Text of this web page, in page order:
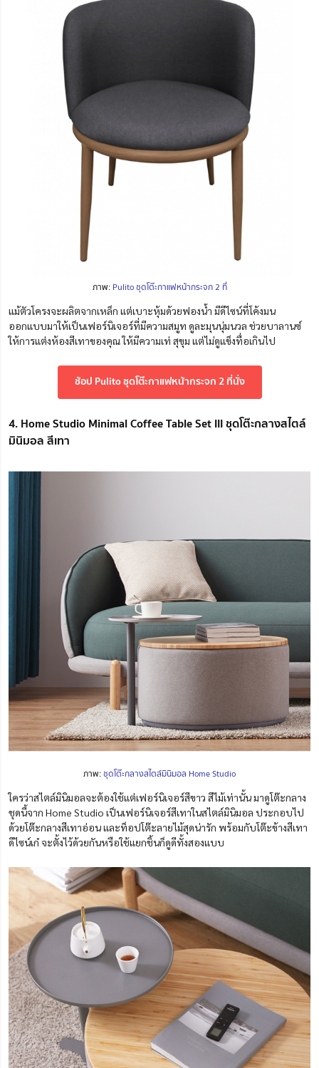
ภาพ: Pulito ชุดโต๊ะกาแฟหน้ากระจก 2 ที่
แม้ตัวโครงจะผลิตจากเหล็ก แต่เบาะหุ้มด้วยฟองน้ำ มีดีไซน์ที่โค้งมน
ออกแบบมาให้เป็นเฟอร์นิเจอร์ที่มีความสมูท ดูละมุนนุ่มนวล ช่วยบาลานซ์
ให้การแต่งห้องสีเทาของคุณ ให้มีความเท่ สุขุม แต่ไม่ดูแข็งทื่อเกินไป
ช้อป Pulito ชุดโต๊ะกาแฟหน้ากระจก 2 ที่นั่ง
4. Home Studio Minimal Coffee Table Set III ชุดโต๊ะกลางสไตล์
มินิมอล สีเทา
ภาพ:ชุดโต๊ะกลางสไตล์มินิมอล Home Studio
ใครว่าสไตล์มินิมอลจะต้องใช้แต่เฟอร์นิเจอร์สีขาว สีไม้เท่านั้น มาดูโต๊ะกลาง
ชุดนี้จาก Home Studio เป็นเฟอร์นิเจอร์สีเทาในสไตล์มินิมอล ประกอบไป
ด้วยโต๊ะกลางสีเทาอ่อน และท็อปโต๊ะลายไม้สุดน่ารัก พร้อมกับโต๊ะข้างสีเทา
ดีไซน์เก๋ จะตั้งไว้ด้วยกันหรือใช้แยกชิ้นก็ดูดีทั้งสองแบบ